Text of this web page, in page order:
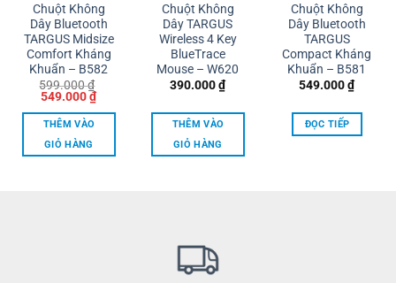
Chuột Không
Dây Bluetooth
TARGUS Midsize
Comfort Kháng
Khuẩn – B582
599.000₫
Giá
là:
599.000 ₫.
549.000₫Giá
hiện
tại
THÊM VÀO
GIỎ HÀNG
Chuột Không
Dây TARGUS
Wireless 4 Key
BlueTrace
Mouse – W620
390.000₫
THÊM VÀO
GIỎ HÀNG
Chuột Không
Dây Bluetooth
TARGUS
Compact Kháng
Khuẩn – B581
549.000₫
ĐỌC TIẾP